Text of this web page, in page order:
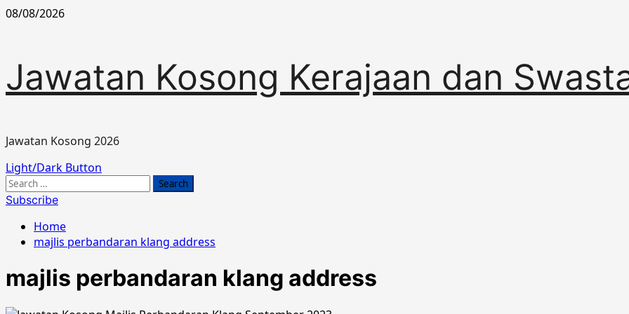
Skip
08/08/2026
Jawatan Kosong Kerajaan dan
Jawatan Kosong 2026
Primary
Menu
Light/Dark Button
Search
for:
Subscribe
Home
majlis perbandaran klang address
majlis perbandaran klang address